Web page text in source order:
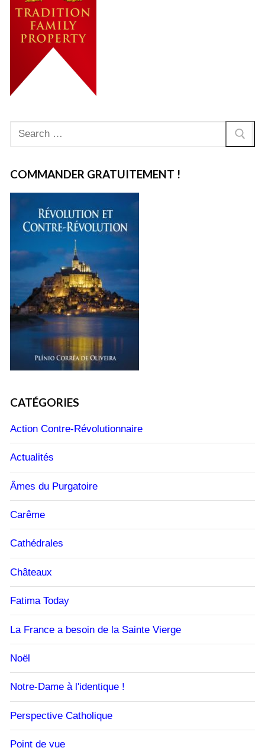
Rechercher
:
COMMANDER GRATUITEMENT !
CATÉGORIES
Action Contre-Révolutionnaire
Actualités
Âmes du Purgatoire
Carême
Cathédrales
Châteaux
Fatima Today
La France a besoin de la Sainte Vierge
Noël
Notre-Dame à l'identique !
Perspective Catholique
Point de vue